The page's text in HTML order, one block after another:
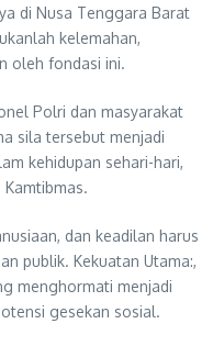
di Nusa Tenggara Barat
kelemahan,
oleh fondasi ini.
Polri dan masyarakat
sila tersebut menjadi
kehidupan sehari-hari,
dan keadilan harus
publik. Kekuatan Utama:,
menghormati menjadi
gesekan sosial.